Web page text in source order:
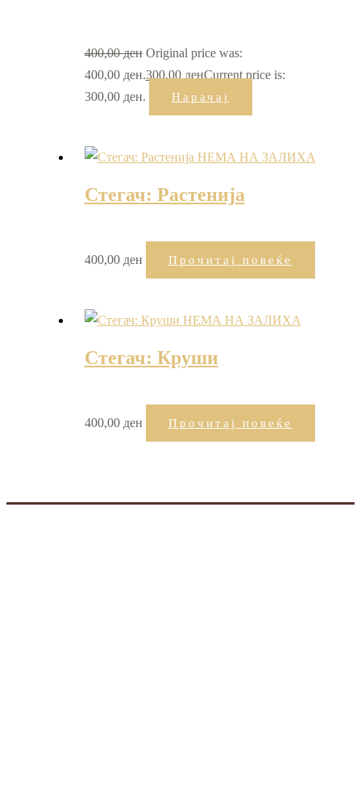
400,00ден Original price was:
400,00 ден.300,00 денCurrent price is:
300,00 ден.
Нарачај
НЕМА НА ЗАЛИХА
Стегач: Растенија
400,00 ден Прочитај повеќе
НЕМА НА ЗАЛИХА
Стегач: Круши
400,00 ден Прочитај повеќе